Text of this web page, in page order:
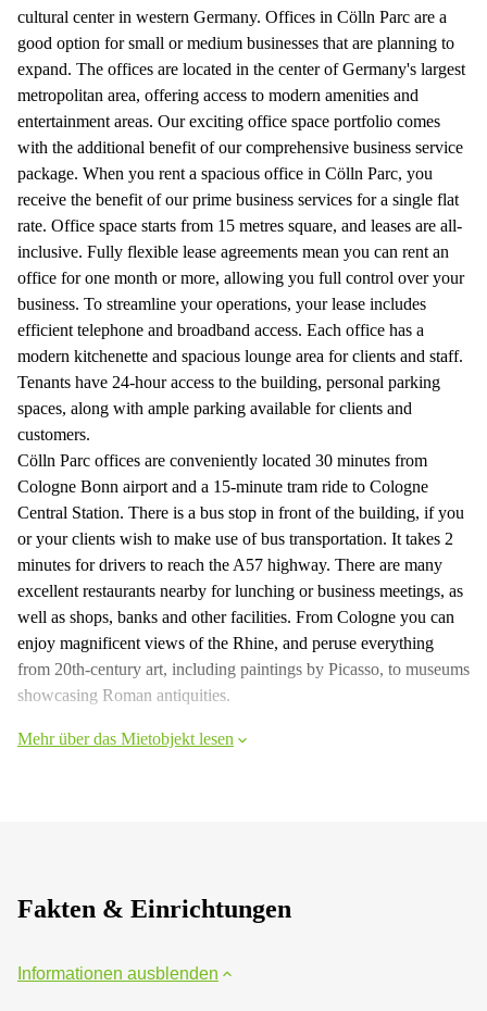
cultural center in western Germany. Offices in Cölln Parc are a
good option for small or medium businesses that are planning to
expand. The offices are located in the center of Germany's largest
metropolitan area, offering access to modern amenities and
entertainment areas. Our exciting office space portfolio comes
with the additional benefit of our comprehensive business service
package. When you rent a spacious office in Cölln Parc, you
receive the benefit of our prime business services for a single flat
rate. Office space starts from 15 metres square, and leases are all-
inclusive. Fully flexible lease agreements mean you can rent an
office for one month or more, allowing you full control over your
business. To streamline your operations, your lease includes
efficient telephone and broadband access. Each office has a
modern kitchenette and spacious lounge area for clients and staff.
Tenants have 24-hour access to the building, personal parking
spaces, along with ample parking available for clients and
customers.
Cölln Parc offices are conveniently located 30 minutes from
Cologne Bonn airport and a 15-minute tram ride to Cologne
Central Station. There is a bus stop in front of the building, if you
or your clients wish to make use of bus transportation. It takes 2
minutes for drivers to reach the A57 highway. There are many
excellent restaurants nearby for lunching or business meetings, as
well as shops, banks and other facilities. From Cologne you can
enjoy magnificent views of the Rhine, and peruse everything
from 20th-century art, including paintings by Picasso, to museums
showcasing Roman antiquities.
Mehr über das Mietobjekt lesen
Fakten & Einrichtungen
Informationen ausblenden